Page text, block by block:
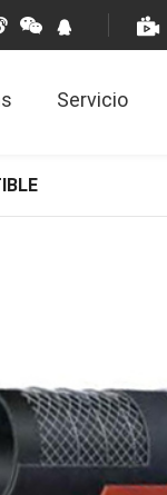
Servicio